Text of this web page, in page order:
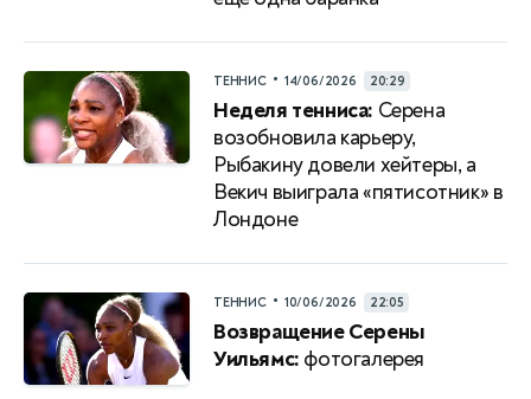
ТЕННИС • 14/06/2026 20:29
Неделя тенниса: Серена
возобновила карьеру,
Рыбакину довели хейтеры, а
Векич выиграла «пятисотник» в
Лондоне
ТЕННИС • 10/06/2026 22:05
Возвращение Серены
Уильямс: фотогалерея